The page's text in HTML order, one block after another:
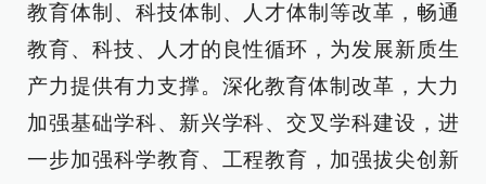
教育体制、科技体制、人才体制等改革，畅通
教育、科技、人才的良性循环，为发展新质生
产力提供有力支撑。深化教育体制改革，大力
加强基础学科、新兴学科、交叉学科建设，进
一步加强科学教育、工程教育，加强拔尖创新